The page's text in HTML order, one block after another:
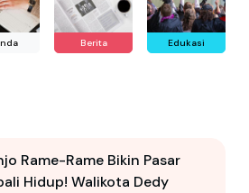
Berita Edukasi
Rame-Rame Bikin Pasar
Hidup! Walikota Dedy